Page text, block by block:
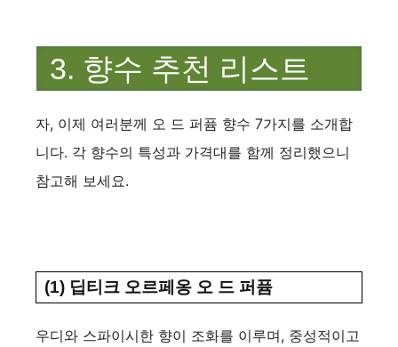
3. 향수 추천 리스트
자, 이제 여러분께 오 드 퍼퓸 향수 7가지를 소개합
니다. 각 향수의 특성과 가격대를 함께 정리했으니
참고해 보세요.
(1) 딥티크 오르페옹 오 드 퍼퓸
우디와 스파이시한 향이 조화를 이루며, 중성적이고